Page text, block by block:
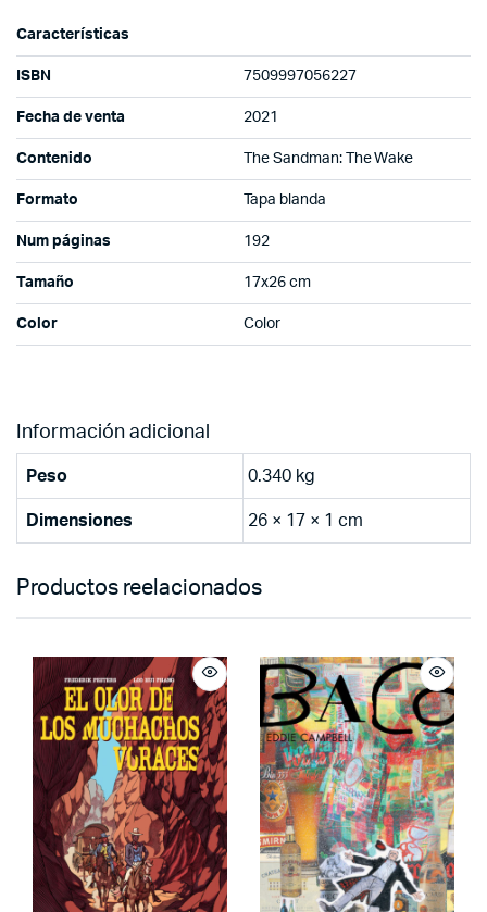
Características
ISBN 7509997056227
Fecha de venta 2021
Contenido The Sandman: The Wake
Formato Tapa blanda
Num páginas 192
Tamaño 17x26 cm
Color Color
Información adicional
Peso 0.340 kg
Dimensiones 26 × 17 × 1 cm
Productos reelacionados